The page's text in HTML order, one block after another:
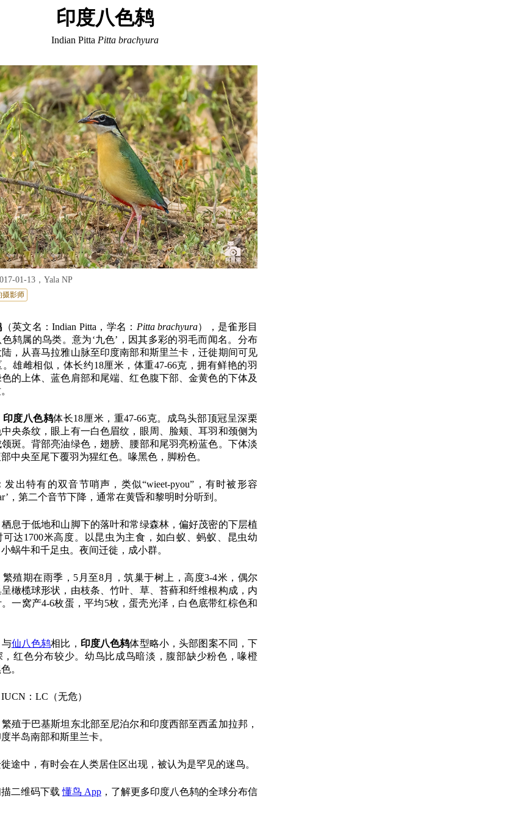
印度八色鸫
Indian Pitta Pitta brachyura
01-13，Yala NP
摄影师
（英文名：Indian Pitta，学名： Pitta brachyura），是雀形目
鸫属的鸟类。意为‘九色’，因其多彩的羽毛而闻名。分布
，从喜马拉雅山脉至印度南部和斯里兰卡，迁徙期间可见
雄雌相似，体长约18厘米，体重47-66克，拥有鲜艳的羽
的上体、蓝色肩部和尾端、红色腹下部、金黄色的下体及
印度八色鸫体长18厘米，重47-66克。成鸟头部顶冠呈深栗
央条纹，眼上有一白色眉纹，眼周、脸颊、耳羽和颈侧为
斑。背部亮油绿色，翅膀、腰部和尾羽亮粉蓝色。下体淡
中央至尾下覆羽为猩红色。喙黑色，脚粉色。
发出特有的双音节哨声，类似“wieet-pyou”，有时被形容
，第二个音节下降，通常在黄昏和黎明时分听到。
栖息于低地和山脚下的落叶和常绿森林，偏好茂密的下层植
可达1700米高度。以昆虫为主食，如白蚁、蚂蚁、昆虫幼
蜗牛和千足虫。夜间迁徙，成小群。
繁殖期在雨季，5月至8月，筑巢于树上，高度3-4米，偶尔
橄榄球形状，由枝条、竹叶、草、苔藓和纤维根构成，内
一窝产4-6枚蛋，平均5枚，蛋壳光泽，白色底带红棕色和
与仙八色鸫相比， 印度八色鸫体型略小，头部图案不同，下
，红色分布较少。幼鸟比成鸟暗淡，腹部缺少粉色，喙橙
。
IUCN：LC（无危）
繁殖于巴基斯坦东北部至尼泊尔和印度西部至西孟加拉邦，
半岛南部和斯里兰卡。
途中，有时会在人类居住区出现，被认为是罕见的迷鸟。
二维码下载懂鸟 App ，了解更多印度八色鸫的全球分布信